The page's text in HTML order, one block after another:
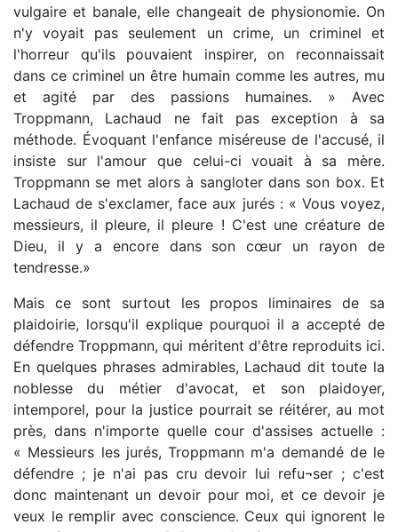
vulgaire et banale, elle changeait de physionomie. On
n'y voyait pas seulement un crime, un criminel et
l'horreur qu'ils pouvaient inspirer, on reconnaissait
dans ce criminel un être humain comme les autres, mu
et agité par des passions humaines. » Avec
Troppmann, Lachaud ne fait pas exception à sa
méthode. Évoquant l'enfance miséreuse de l'accusé, il
insiste sur l'amour que celui-ci vouait à sa mère.
Troppmann se met alors à sangloter dans son box. Et
Lachaud de s'exclamer, face aux jurés : « Vous voyez,
messieurs, il pleure, il pleure ! C'est une créature de
Dieu, il y a encore dans son cœur un rayon de
tendresse.»
Mais ce sont surtout les propos liminaires de sa
plaidoirie, lorsqu'il explique pourquoi il a accepté de
défendre Troppmann, qui méritent d'être reproduits ici.
En quelques phrases admirables, Lachaud dit toute la
noblesse du métier d'avocat, et son plaidoyer,
intemporel, pour la justice pourrait se réitérer, au mot
près, dans n'importe quelle cour d'assises actuelle :
« Messieurs les jurés, Troppmann m'a demandé de le
défendre ; je n'ai pas cru devoir lui refu¬ser ; c'est
donc maintenant un devoir pour moi, et ce devoir je
veux le remplir avec conscience. Ceux qui ignorent le